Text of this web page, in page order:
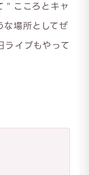
＂こころとキャ
な場所としてぜ
ライブもやって